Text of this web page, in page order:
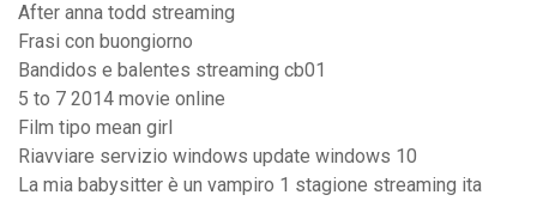
After anna todd streaming
Frasi con buongiorno
Bandidos e balentes streaming cb01
5 to 7 2014 movie online
Film tipo mean girl
Riavviare servizio windows update windows 10
La mia babysitter è un vampiro 1 stagione streaming ita